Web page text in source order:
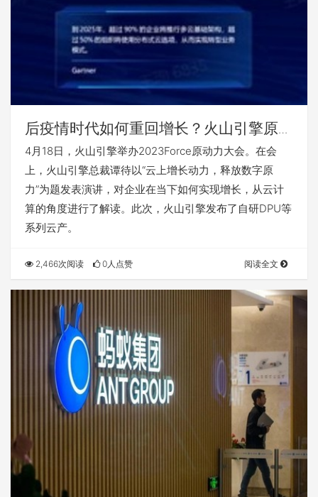
后疫情时代如何重回增长？火山引擎原动
力大会给出答案
4月18日，火山引擎举办2023Force原动力大会。在会
上，火山引擎总裁谭待以“云上增长动力，释放数字原
力”为题发表演讲，对企业在当下如何实现增长，从云计
算的角度进行了解读。此次，火山引擎发布了自研DPU等
系列云产。
2,466次阅读 0人点赞 阅读全文